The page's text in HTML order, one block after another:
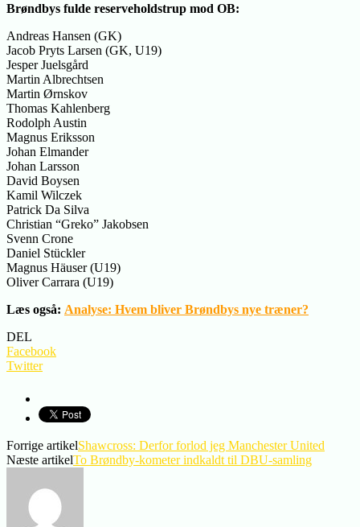
Brøndbys fulde reserveholdstrup mod OB:
Andreas Hansen (GK)
Jacob Pryts Larsen (GK, U19)
Jesper Juelsgård
Martin Albrechtsen
Martin Ørnskov
Thomas Kahlenberg
Rodolph Austin
Magnus Eriksson
Johan Elmander
Johan Larsson
David Boysen
Kamil Wilczek
Patrick Da Silva
Christian “Greko” Jakobsen
Svenn Crone
Daniel Stückler
Magnus Häuser (U19)
Oliver Carrara (U19)
Læs også: Analyse: Hvem bliver Brøndbys nye træner?
DEL
Facebook
Twitter
Forrige artikelShawcross: Derfor forlod jeg Manchester United
Næste artikelTo Brøndby-kometer indkaldt til DBU-samling